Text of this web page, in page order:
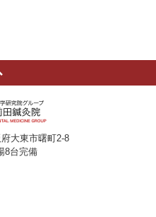
大東市曙町2-8
8台完備